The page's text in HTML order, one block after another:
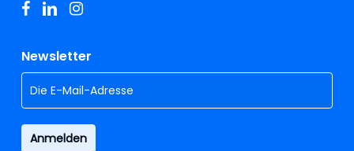
facebook
linkedininstagram
Newsletter